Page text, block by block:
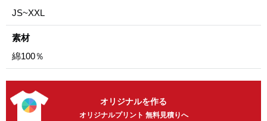
JS~XXL
素材
綿100％
オリジナルを作る
オリジナルプリント 無料見積りへ